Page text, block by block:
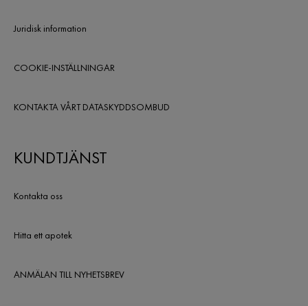
Juridisk information
COOKIE-INSTÄLLNINGAR
KONTAKTA VÅRT DATASKYDDSOMBUD
KUNDTJÄNST
Kontakta oss
Hitta ett apotek
ANMÄLAN TILL NYHETSBREV